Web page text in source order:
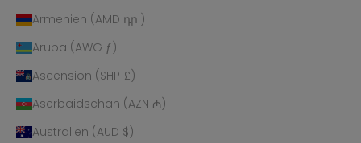
Armenien (AMD դր.)
Aruba (AWG ƒ)
Ascension (SHP £)
Aserbaidschan (AZN ₼)
Australien (AUD $)